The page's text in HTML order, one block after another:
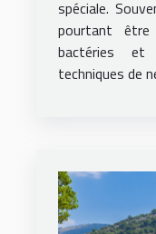
spéciale.
pourtant être
bactéries et
techniques de